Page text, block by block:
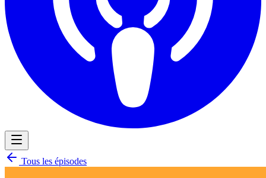
Tous les épisodes